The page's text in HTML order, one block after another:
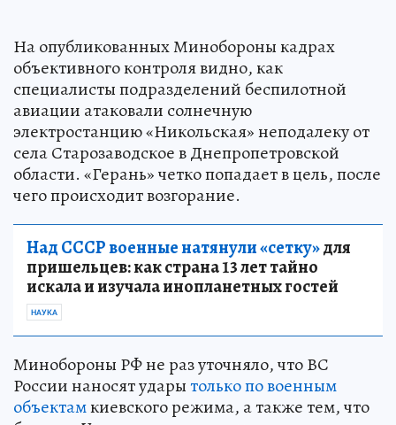
На опубликованных Минобороны кадрах
объективного контроля видно, как
специалисты подразделений беспилотной
авиации атаковали солнечную
электростанцию «Никольская» неподалеку от
села Старозаводское в Днепропетровской
области. «Герань» четко попадает в цель, после
чего происходит возгорание.
Над СССР военные натянули «сетку»для
пришельцев: как страна 13 лет тайно
искала и изучала инопланетных гостей
НАУКА
Минобороны РФ не раз уточняло, что ВС
России наносят ударытолько по военным
объектамкиевского режима, а также тем, что